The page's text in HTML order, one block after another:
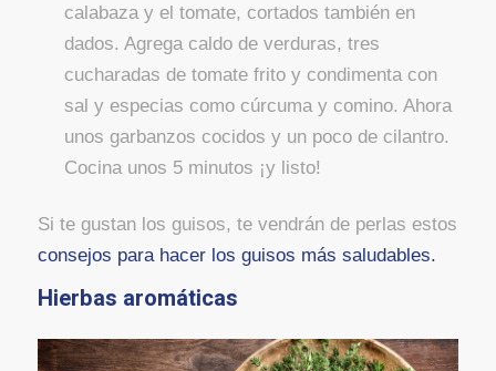
calabaza y el tomate, cortados también en
dados. Agrega caldo de verduras, tres
cucharadas de tomate frito y condimenta con
sal y especias como cúrcuma y comino. Ahora
unos garbanzos cocidos y un poco de cilantro.
Cocina unos 5 minutos ¡y listo!
Si te gustan los guisos, te vendrán de perlas estos
consejos para hacer los guisos más saludables.
Hierbas aromáticas